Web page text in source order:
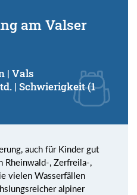
am Valser
| Vals
| Schwierigkeit (1
auch für Kinder gut
Rheinwald-, Zerfreila-,
vielen Wasserfällen
alpiner